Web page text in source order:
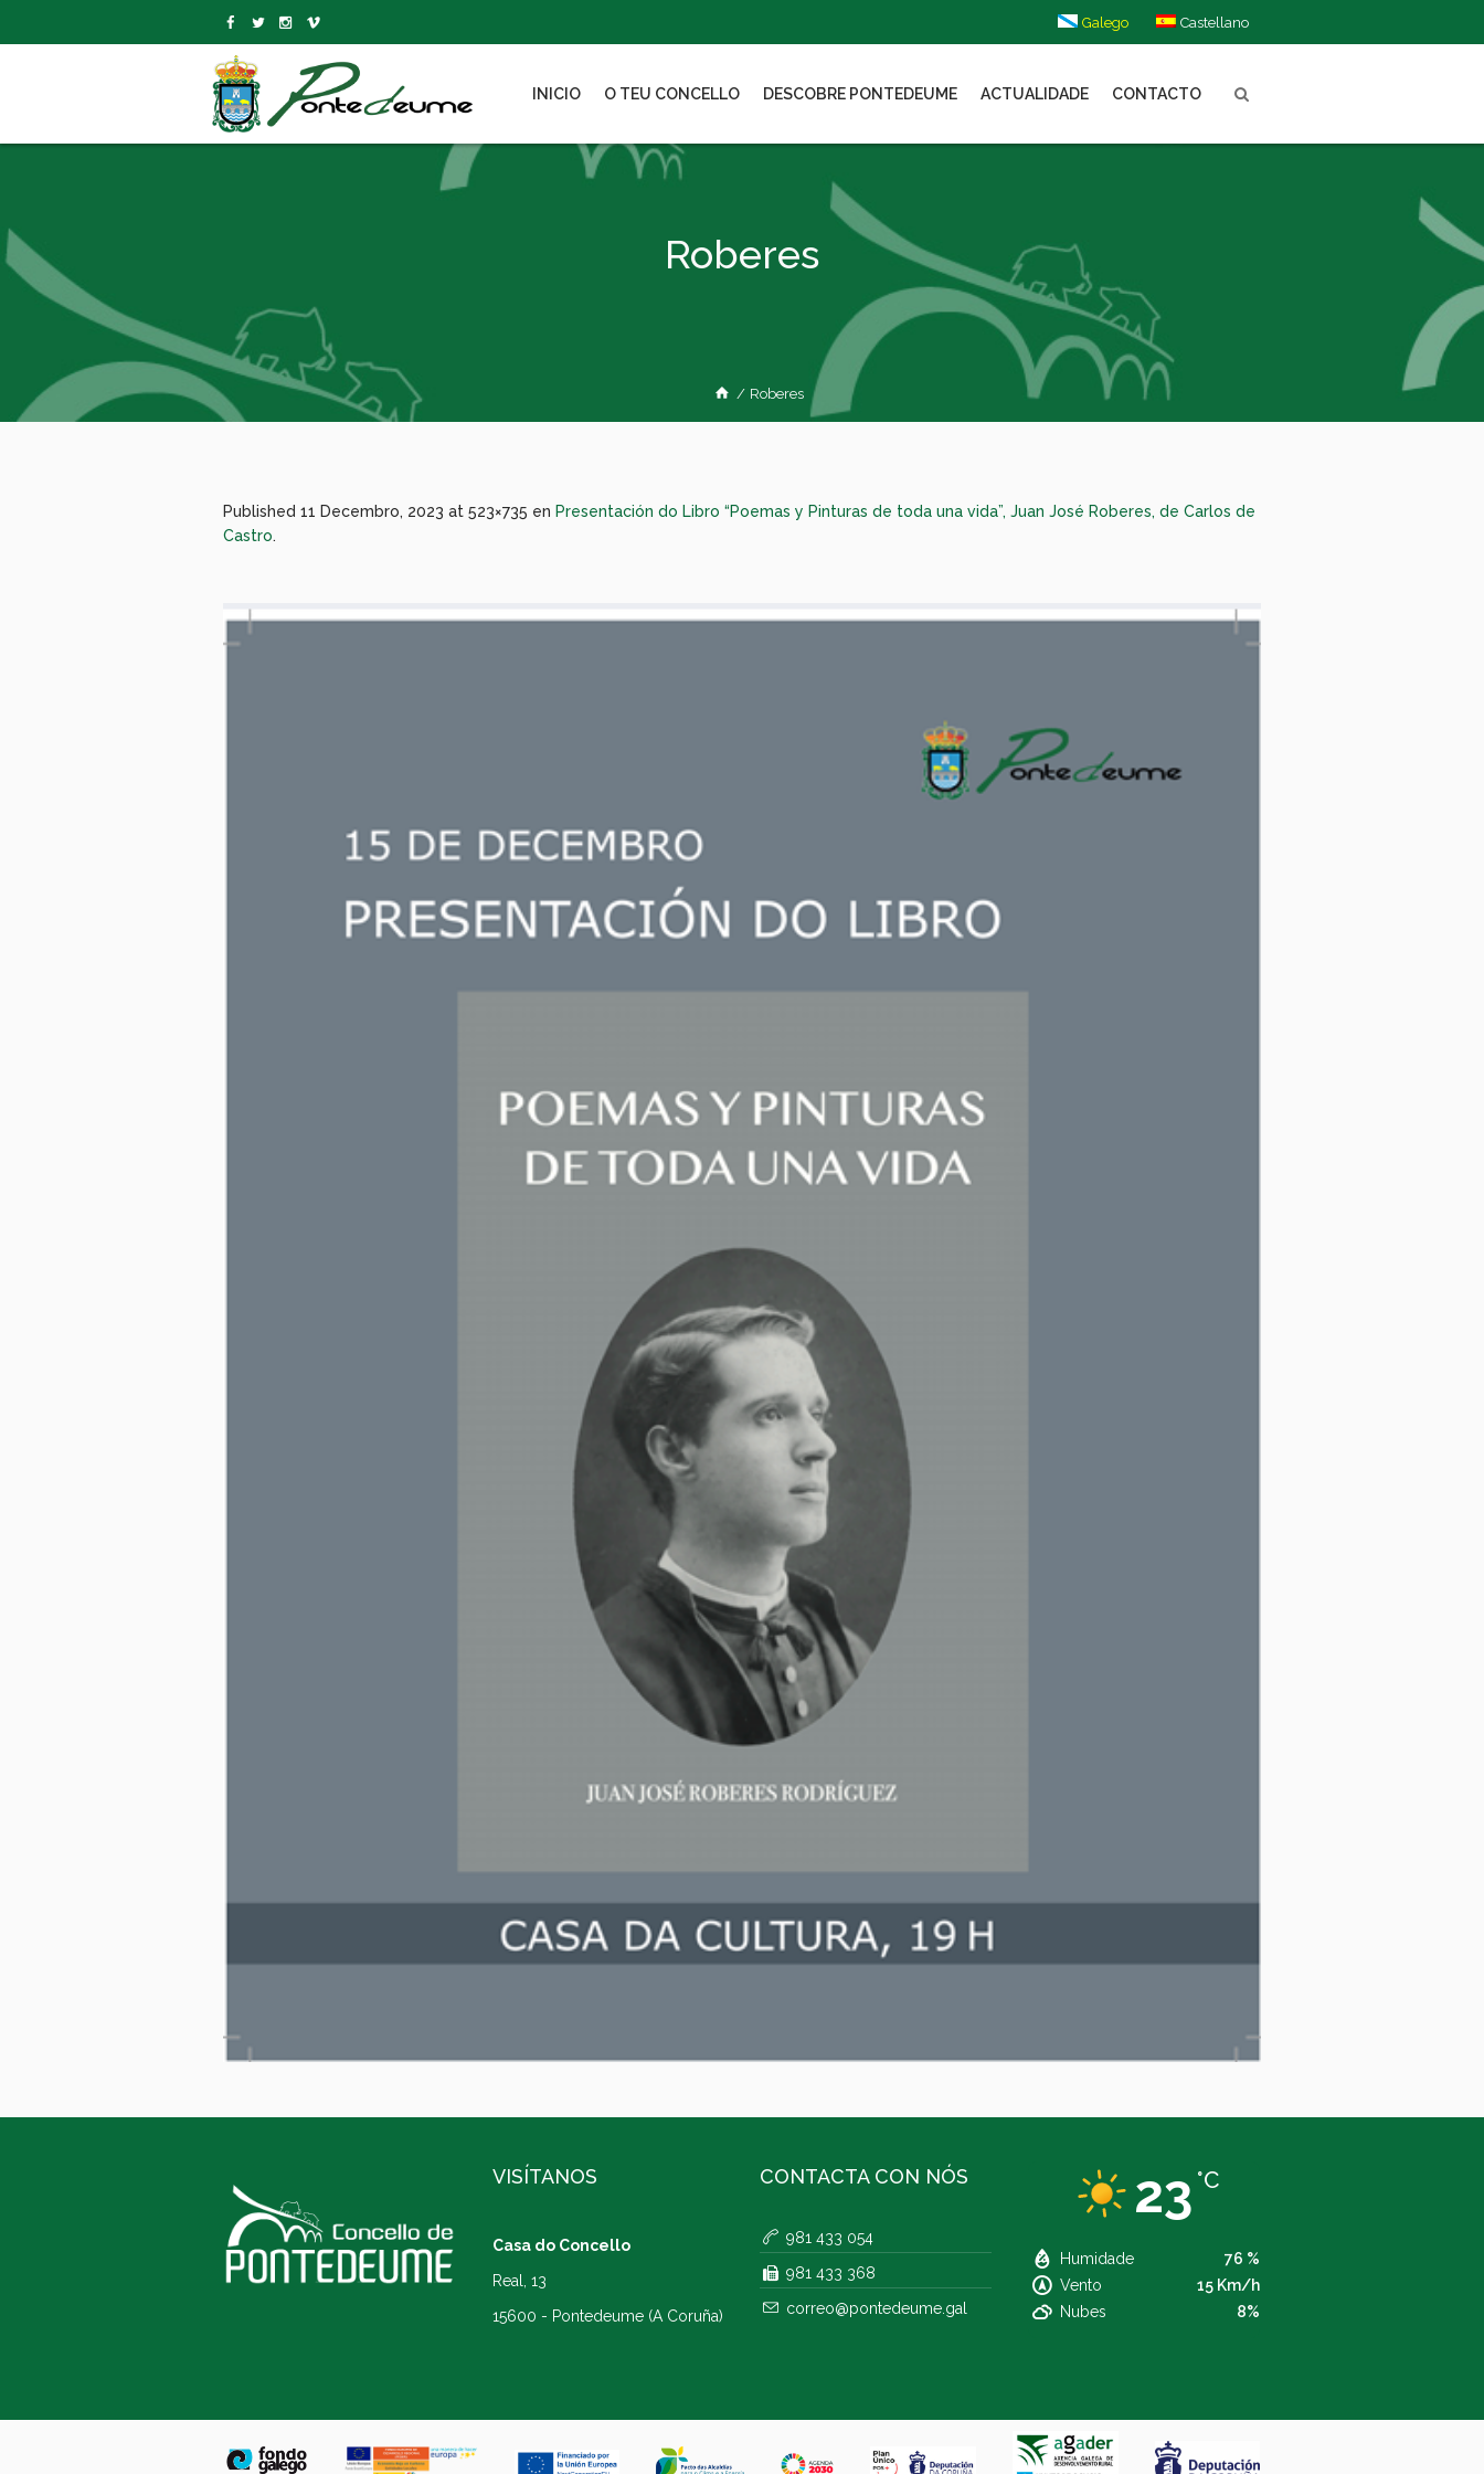
Galego Castellano
INICIO O TEU CONCELLO DESCOBRE PONTEDEUME ACTUALIDADE CONTACTO
Roberes
/ Roberes
Published 11 Decembro, 2023 at 523×735 en Presentación do Libro “Poemas y Pinturas de toda una vida”, Juan José Roberes, de Carlos de
Castro.
VISÍTANOS
Casa do Concello
Real, 13
15600 - Pontedeume (A Coruña)
CONTACTA CON NÓS
981 433 054
981 433 368
correo@pontedeume.gal
23 °C
Humidade
76 %
Vento
15 Km/h
Nubes
8%